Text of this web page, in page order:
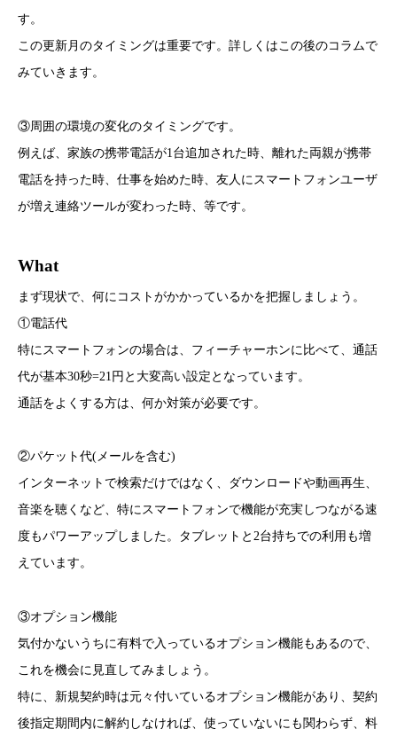
す。
この更新月のタイミングは重要です。詳しくはこの後のコラムで
みていきます。
③周囲の環境の変化のタイミングです。
例えば、家族の携帯電話が1台追加された時、離れた両親が携帯
電話を持った時、仕事を始めた時、友人にスマートフォンユーザ
が増え連絡ツールが変わった時、等です。
What
まず現状で、何にコストがかかっているかを把握しましょう。
①電話代
特にスマートフォンの場合は、フィーチャーホンに比べて、通話
代が基本30秒=21円と大変高い設定となっています。
通話をよくする方は、何か対策が必要です。
②パケット代(メールを含む)
インターネットで検索だけではなく、ダウンロードや動画再生、
音楽を聴くなど、特にスマートフォンで機能が充実しつながる速
度もパワーアップしました。タブレットと2台持ちでの利用も増
えています。
③オプション機能
気付かないうちに有料で入っているオプション機能もあるので、
これを機会に見直してみましょう。
特に、新規契約時は元々付いているオプション機能があり、契約
後指定期間内に解約しなければ、使っていないにも関わらず、料